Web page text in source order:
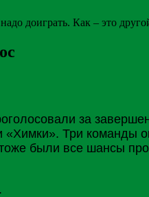
за
«Химки». Три команды
были все шансы